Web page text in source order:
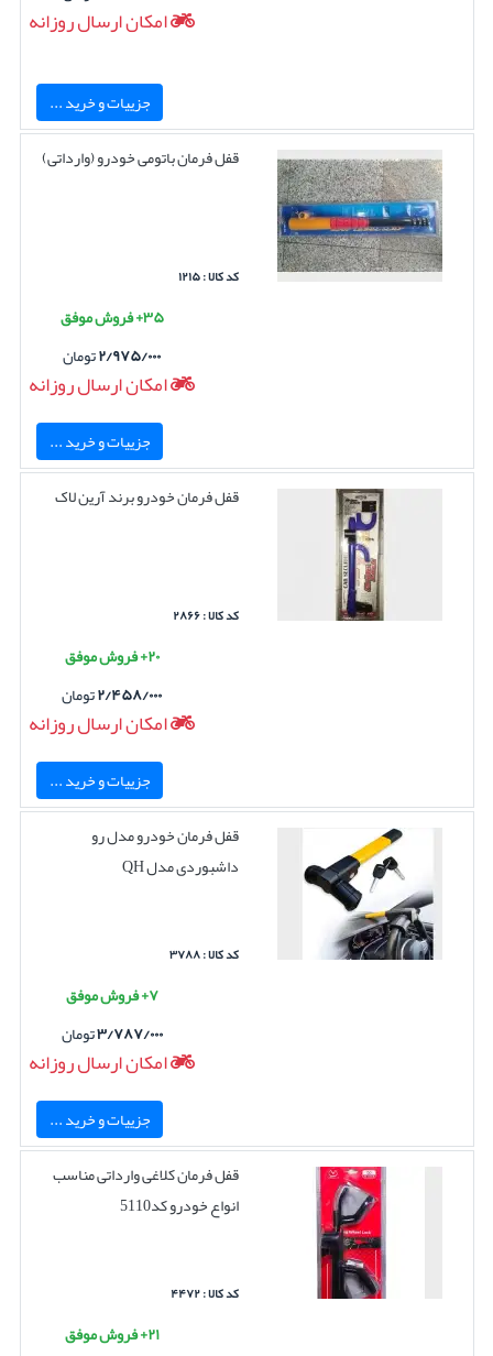
امکان ارسال روزانه
جزییات و خرید ...
قفل فرمان باتومی خودرو (وارداتی)
کد کالا : ۱۲۱۵
۳۵+ فروش موفق
۲/۹۷۵/۰۰۰تومان
امکان ارسال روزانه
جزییات و خرید ...
قفل فرمان خودرو برند آرین لاک
کد کالا : ۲۸۶۶
۲۰+ فروش موفق
۲/۴۵۸/۰۰۰تومان
امکان ارسال روزانه
جزییات و خرید ...
قفل فرمان خودرو مدل رو
داشبوردی مدل QH
کد کالا : ۳۷۸۸
۷+ فروش موفق
۳/۷۸۷/۰۰۰تومان
امکان ارسال روزانه
جزییات و خرید ...
قفل فرمان کلاغی وارداتی مناسب
انواع خودرو کد5110
کد کالا : ۴۴۷۲
۲۱+ فروش موفق